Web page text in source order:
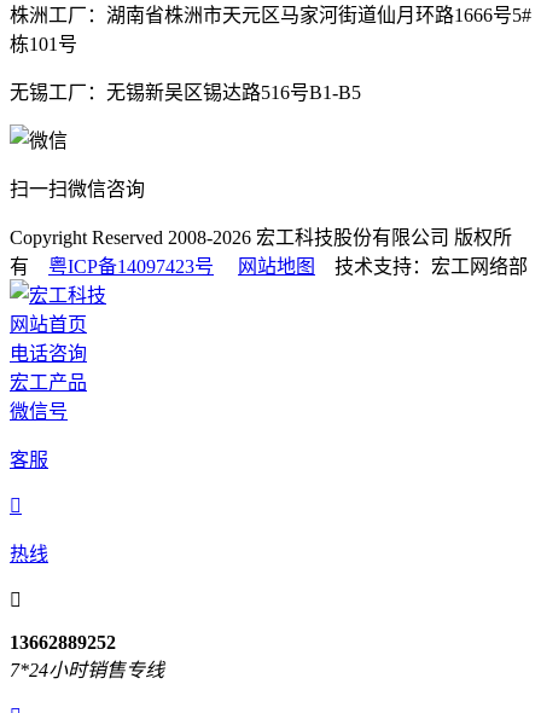
株洲工厂：湖南省株洲市天元区马家河街道仙月环路1666号5#
栋101号
无锡工厂：无锡新吴区锡达路516号B1-B5
扫一扫微信咨询
Copyright Reserved 2008-2026 宏工科技股份有限公司 版权所
有 粤ICP备14097423号 网站地图 技术支持：宏工网络部
网站首页
电话咨询
宏工产品
微信号
客服

热线

13662889252
7*24小时销售专线